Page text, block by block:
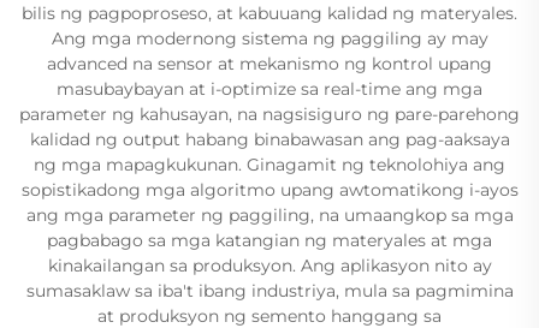
bilis ng pagpoproseso, at kabuuang kalidad ng materyales.
Ang mga modernong sistema ng paggiling ay may
advanced na sensor at mekanismo ng kontrol upang
masubaybayan at i-optimize sa real-time ang mga
parameter ng kahusayan, na nagsisiguro ng pare-parehong
kalidad ng output habang binabawasan ang pag-aaksaya
ng mga mapagkukunan. Ginagamit ng teknolohiya ang
sopistikadong mga algoritmo upang awtomatikong i-ayos
ang mga parameter ng paggiling, na umaangkop sa mga
pagbabago sa mga katangian ng materyales at mga
kinakailangan sa produksyon. Ang aplikasyon nito ay
sumasaklaw sa iba't ibang industriya, mula sa pagmimina
at produksyon ng semento hanggang sa